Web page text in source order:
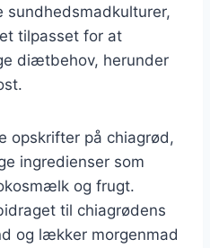
sundhedsmadkulturer,
tilpasset for at
diætbehov, herunder
opskrifter på chiagrød,
ingredienser som
og frugt.
til chiagrødens
og lækker morgenmad